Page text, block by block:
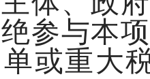
参与本
或重大